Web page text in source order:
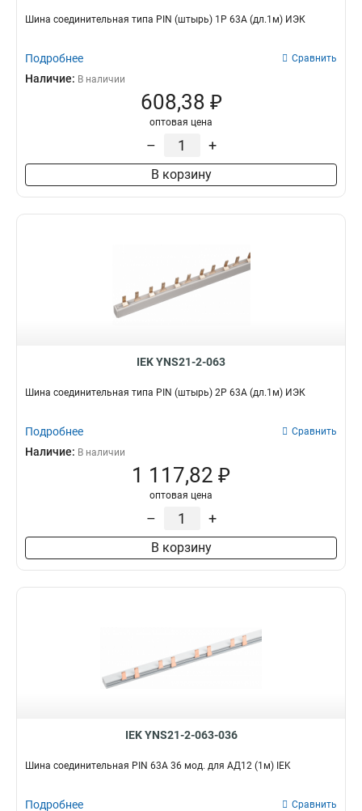
Шина соединительная типа PIN (штырь) 1Р 63А (дл.1м) ИЭК
Подробнее Сравнить
Наличие: В наличии
608,38 ₽
оптовая цена
– +
В корзину
IEK YNS21-2-063
Шина соединительная типа PIN (штырь) 2Р 63А (дл.1м) ИЭК
Подробнее Сравнить
Наличие: В наличии
1 117,82 ₽
оптовая цена
– +
В корзину
IEK YNS21-2-063-036
Шина соединительная PIN 63A 36 мод. для АД12 (1м) IEK
Подробнее Сравнить